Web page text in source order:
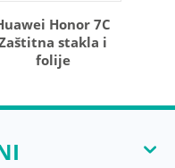
Honor 7C
stakla i
folije